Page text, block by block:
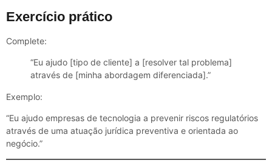
Exercício prático
Complete:
“Eu ajudo [tipo de cliente] a [resolver tal problema]
através de [minha abordagem diferenciada].”
Exemplo:
“Eu ajudo empresas de tecnologia a prevenir riscos regulatórios
através de uma atuação jurídica preventiva e orientada ao
negócio.”